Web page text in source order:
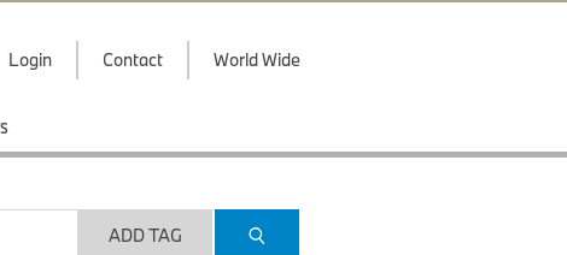
Login Contact World Wide
ADD TAG